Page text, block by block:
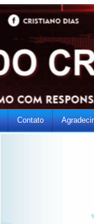
Contato